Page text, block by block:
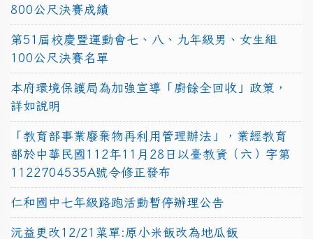
800公尺決賽成績
第51屆校慶暨運動會七、八、九年級男、女生組
100公尺決賽名單
本府環境保護局為加強宣導「廚餘全回收」政策，
詳如說明
「教育部事業廢棄物再利用管理辦法」，業經教育
部於中華民國112年11月28日以臺教資（六）字第
1122704535A號令修正發布
仁和國中七年級路跑活動暫停辦理公告
沅益更改12/21菜單:原小米飯改為地瓜飯